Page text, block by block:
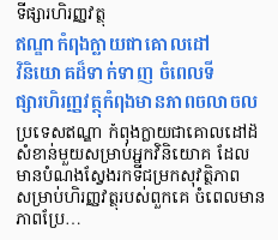
ទីផ្សារហិរញ្ញវត្ថុ
ឥណ្ឌាកំពុងក្លាយជាគោលដៅ
វិនិយោគដ៏ទាក់ទាញ ចំពេលទី
ផ្សារហិរញ្ញវត្ថុកំពុងមានភាពចលាចល
ប្រទេសឥណ្ឌា កំពុងក្លាយជាគោលដៅដ៏
សំខាន់មួយសម្រាប់អ្នកវិនិយោគ ដែល
មានបំណងស្វែងរកទីជម្រកសុវត្ថិភាព
សម្រាប់ហិរញ្ញវត្ថុរបស់ពួកគេ ចំពេលមាន
ភាពប្រែ…